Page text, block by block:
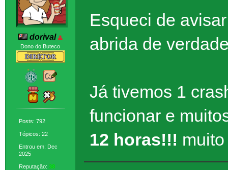
dorival
Dono do Buteco
Posts: 792
Tópicos: 22
Entrou em: Dec
2025
Reputação: 38
Esqueci de
abrida de
Já tivemos 1
funcionar e
12 horas!!!